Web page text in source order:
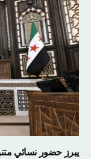
يبرز حضور نسائي